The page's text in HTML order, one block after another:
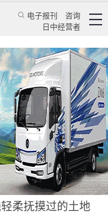
电子报刊
咨询
日中经营者
什么？
柔抚摸过的土地